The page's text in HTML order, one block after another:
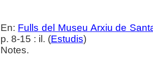
En: Fulls del Museu Arxiu de
p. 8-15 : il. (Estudis)
Notes.